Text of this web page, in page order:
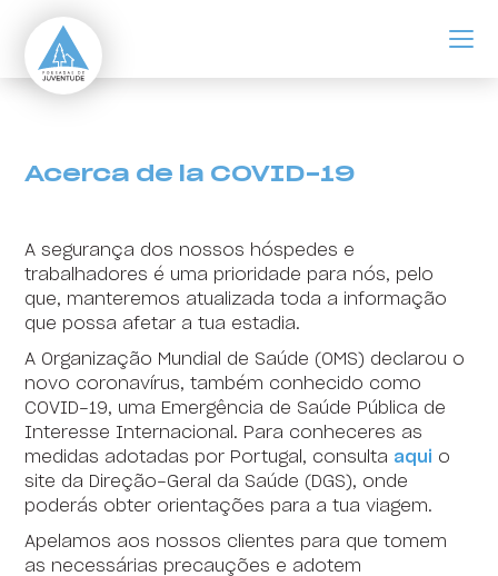
Acerca de la COVID-19
Acerca de la COVID-19
A segurança dos nossos hóspedes e
trabalhadores é uma prioridade para nós, pelo
que, manteremos atualizada toda a informação
que possa afetar a tua estadia.
A Organização Mundial de Saúde (OMS) declarou o
novo coronavírus, também conhecido como
COVID-19, uma Emergência de Saúde Pública de
Interesse Internacional. Para conheceres as
medidas adotadas por Portugal, consulta aqui o
site da Direção-Geral da Saúde (DGS), onde
poderás obter orientações para a tua viagem.
Apelamos aos nossos clientes para que tomem
as necessárias precauções e adotem